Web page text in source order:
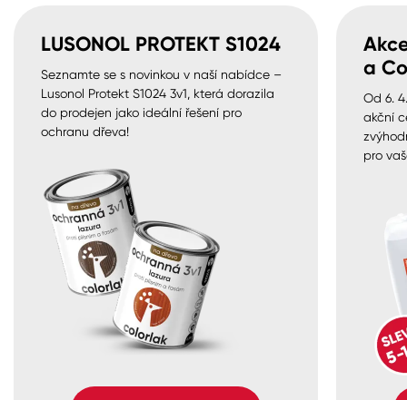
LUSONOL PROTEKT S1024
Seznamte se s novinkou v naší nabídce –
Lusonol Protekt S1024 3v1, která dorazila
do prodejen jako ideální řešení pro
ochranu dřeva!
a
Od 6.
akční
pro